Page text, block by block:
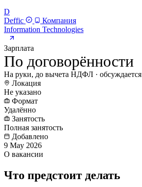
D
Deffic
Компания
Information Technologies
Зарплата
По договорённости
На руки, до вычета НДФЛ · обсуждается
Локация
Не указано
Формат
Удалённо
Занятость
Полная занятость
Добавлено
9 May 2026
О вакансии
Что предстоит делать